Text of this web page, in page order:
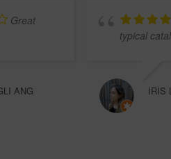
Great
ANG
typical
IRIS